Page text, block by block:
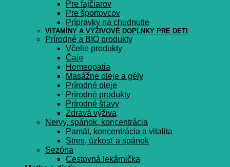
Pre fajčiarov
Pre športovcov
Prípravky na chudnutie
VITAMÍNY A VÝŽIVOVÉ DOPLNKY PRE DETI
Prírodné a BIO produkty
Včelie produkty
Čaje
Homeopatia
Masážne oleje a gély
Prírodné oleje
Prírodné produkty
Prírodné šťavy
Zdravá výživa
Nervy, spánok, koncentrácia
Pamät, koncentrácia a vitalita
Stres, úzkosť a spánok
Sezóna
Cestovná lekárnička